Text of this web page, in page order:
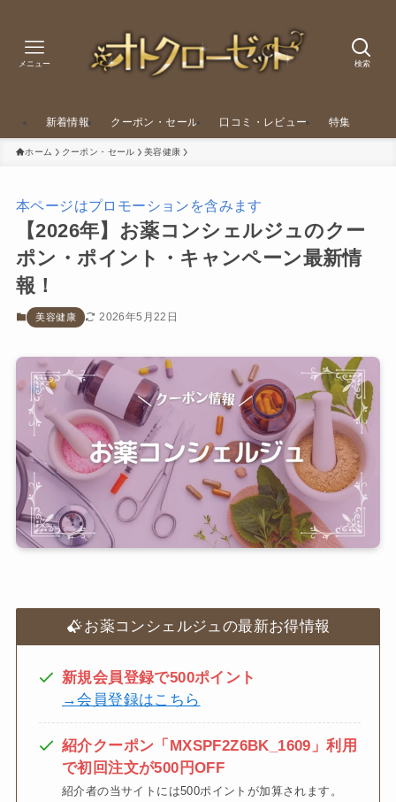
検索
メニュー
新着情報 クーポン・セール 口コミ・レビュー 特集
ホーム クーポン・セール 美容健康
本ページはプロモーションを含みます
【2026年】お薬コンシェルジュのクー
ポン・ポイント・キャンペーン最新情
報！
美容健康 2026年5月22日
お薬コンシェルジュの最新お得情報
新規会員登録で500ポイント
→会員登録はこちら
紹介クーポン「MXSPF2Z6BK_1609 」利用
で初回注文が500円OFF
紹介者の当サイトには500ポイントが加算されます。